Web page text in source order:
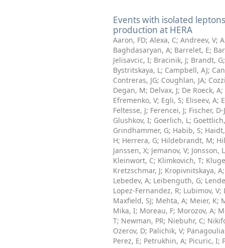
Events with isolated
production at HERA
Aaron, FD; Alexa, C; Andreev, V;
Baghdasaryan, A; Barrelet, E;
Jelisavcic, I; Bracinik, J; Brandt, G
Bystritskaya, L; Campbell, AJ;
Contreras, JG; Coughlan, JA;
Degan, M; Delvax, J; De Roeck, A;
Efremenko, V; Egli, S; Eliseev, A;
Feltesse, J; Ferencei, J; Fischer, D-J
Glushkov, I; Goerlich, L;
Grindhammer, G; Habib, S;
H; Herrera, G; Hildebrandt, M;
Janssen, X; Jemanov, V; Jonsson, L
Kleinwort, C; Klimkovich, T;
Kretzschmar, J; Kropivnitskaya, A
Lebedev, A; Leibenguth, G;
Lopez-Fernandez, R; Lubimov, V;
Maxfield, SJ; Mehta, A; Meier, K;
Mika, I; Moreau, F; Morozov, A;
T; Newman, PR; Niebuhr, C;
Ozerov, D; Palichik, V;
Perez, E; Petrukhin, A; Picuric, I;